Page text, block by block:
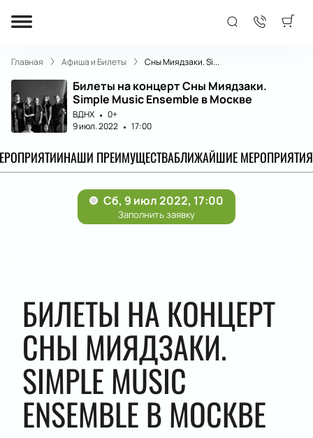
Главная Афиша и Билеты Сны Миядзаки. Si...
Билеты на концерт Сны Миядзаки.
Simple Music Ensemble в Москве
ВДНХ
0+
9 июл. 2022
17:00
НАШИ ПРЕИМУЩЕСТВАБЛИЖАЙШИЕ МЕРОПРИЯТИЯ
БИЛЕТЫ НА КОНЦЕРТ
СНЫ МИЯДЗАКИ.
SIMPLE MUSIC
ENSEMBLE В МОСКВЕ